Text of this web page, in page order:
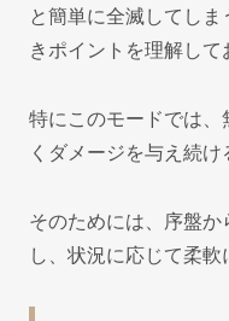
と簡単に全滅してし
きポイントを理解して
特にこのモードでは、
くダメージを与え続け
そのためには、序盤
し、状況に応じて柔軟